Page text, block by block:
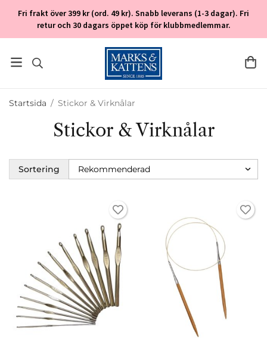
Fri frakt över 399 kr (ord. 49 kr). Snabb leverans (1-3 dagar). Fri
retur och 30 dagars öppet köp för klubbmedlemmar.
Startsida / Stickor & Virknålar
Stickor & Virknålar
Sortering